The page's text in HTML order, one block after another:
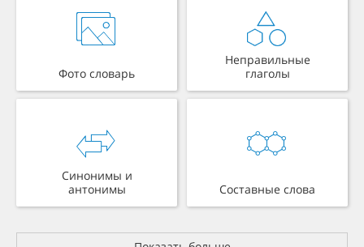
Фото словарь
Неправильные
глаголы
Синонимы и
антонимы
Составные слова